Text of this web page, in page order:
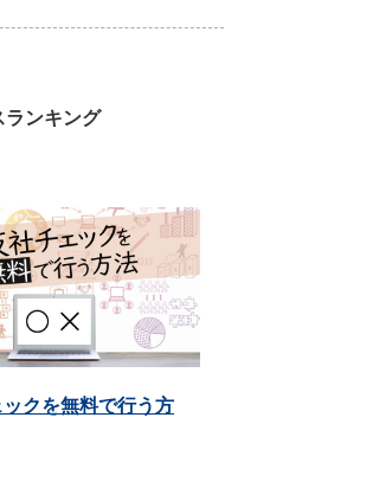
ランキング
クを無料で行う方